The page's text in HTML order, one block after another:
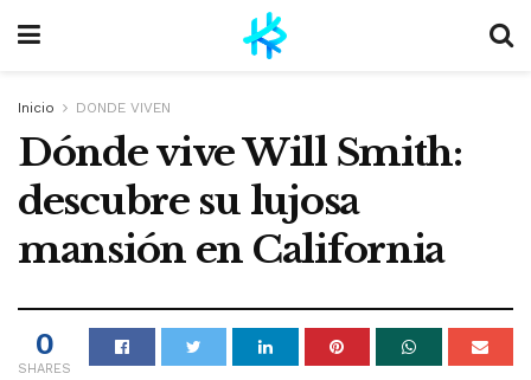
Inicio DONDE VIVEN
Dónde vive Will Smith:
descubre su lujosa
mansión en California
0
SHARES